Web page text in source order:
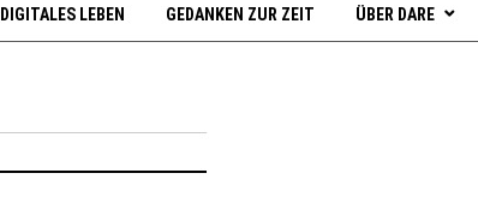
DIGITALES LEBEN GEDANKEN ZUR ZEIT ÜBER DARE